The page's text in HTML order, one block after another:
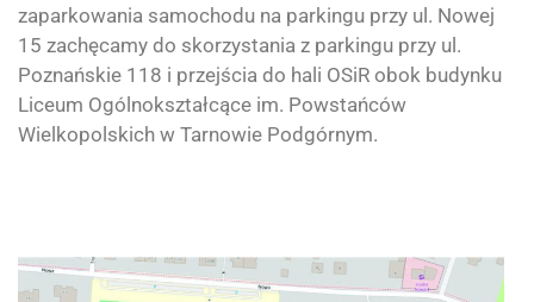
zaparkowania samochodu na parkingu przy ul. Nowej
15 zachęcamy do skorzystania z parkingu przy ul.
Poznańskie 118 i przejścia do hali OSiR obok budynku
Liceum Ogólnokształcące im. Powstańców
Wielkopolskich w Tarnowie Podgórnym.